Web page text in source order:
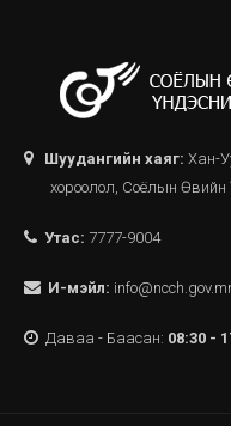
Шуудангийн хаяг: Хан-
хороолол, Соёлын Өвийн
Утас: 7777-9004
И-мэйл:
Даваа - Баасан: 08:30 -